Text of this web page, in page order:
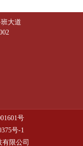
大道
号
号-1
限公司